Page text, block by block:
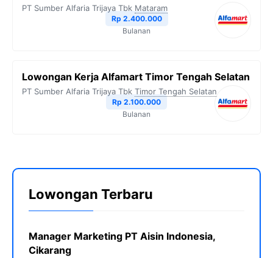
PT Sumber Alfaria Trijaya Tbk Mataram
Rp 2.400.000
Bulanan
Lowongan Kerja Alfamart Timor Tengah Selatan
PT Sumber Alfaria Trijaya Tbk Timor Tengah Selatan
Rp 2.100.000
Bulanan
Lowongan Terbaru
Manager Marketing PT Aisin Indonesia,
Cikarang